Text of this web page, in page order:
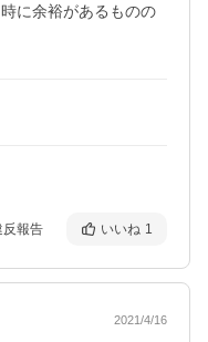
に余裕があるものの
反報告 いいね 1
2021/4/16